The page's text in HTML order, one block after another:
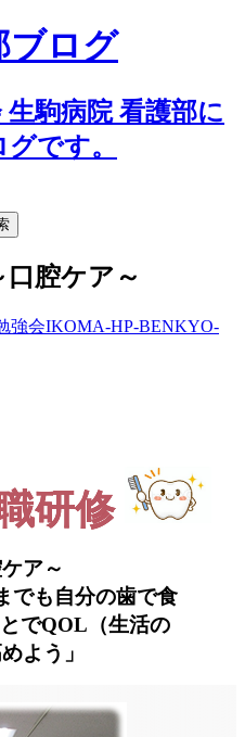
ブログ
生駒病院 看護部に
です。
腔ケア～
強会IKOMA-HP-BENKYO-
研修
ア～
でも自分の歯で食
でQOL（生活の
よう」